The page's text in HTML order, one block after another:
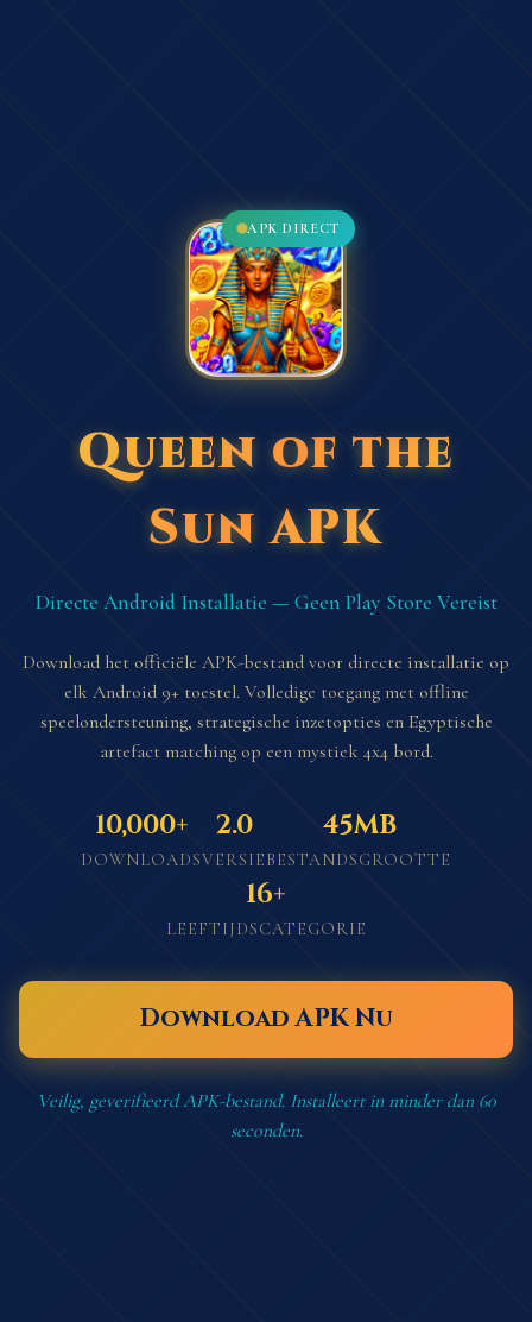
APK DIRECT
Queen of the
Sun APK
Directe Android Installatie — Geen Play Store Vereist
Download het officiële APK-bestand voor directe installatie op
elk Android 9+ toestel. Volledige toegang met offline
speelondersteuning, strategische inzetopties en Egyptische
artefact matching op een mystiek 4x4 bord.
10,000+
DOWNLOADS
2.0
VERSIE
45MB
BESTANDSGROOTTE
16+
LEEFTIJDSCATEGORIE
Download APK Nu
Veilig, geverifieerd APK-bestand. Installeert in minder dan 60
seconden.